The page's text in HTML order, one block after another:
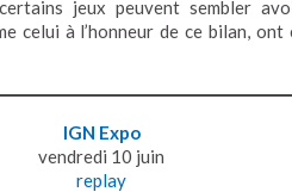
jeux peuvent sembler
celui à l’honneur de ce bilan,
IGN Expo
vendredi 10 juin
replay